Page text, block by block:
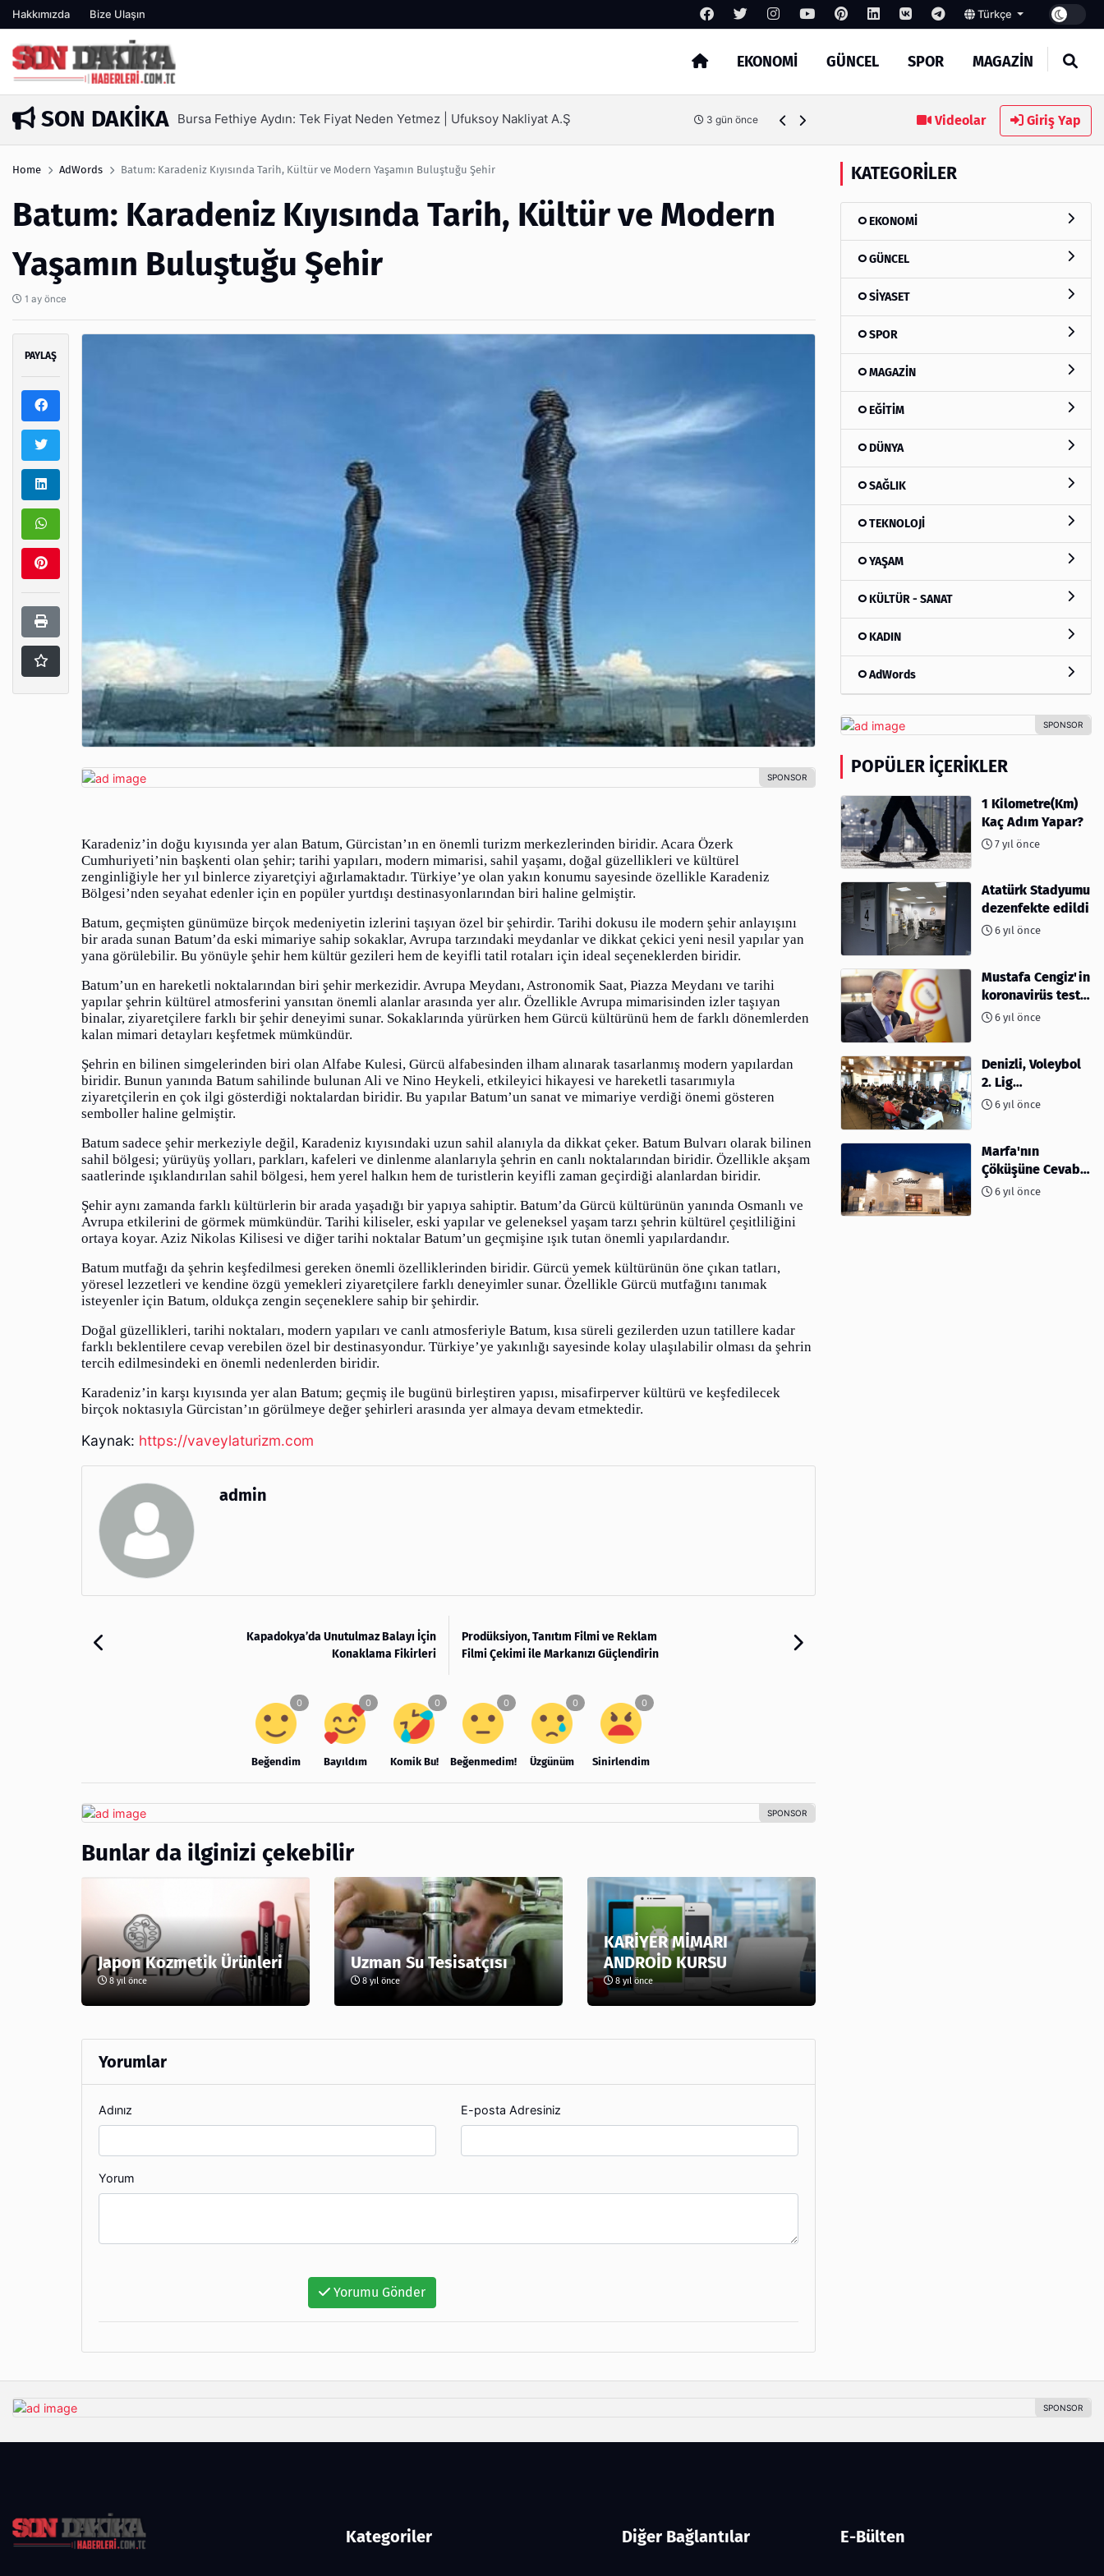
Hakkımızda Bize Ulaşın Türkçe
EKONOMİ GÜNCEL SPOR MAGAZİN
Arama
SON DAKIKA
3 gün önce SEO Hizmeti Alırken Kandırılmamak İçin Bilinmesi Gerekenler 4 gün önce Videolar Giriş Yap
Home AdWords Batum: Karadeniz Kıyısında Tarih, Kültür ve Modern Yaşamın Buluştuğu Şehir
Batum: Karadeniz Kıyısında Tarih, Kültür ve Modern
Yaşamın Buluştuğu Şehir
1 ay önce
PAYLAŞ
Karadeniz’in doğu kıyısında yer alan Batum, Gürcistan’ın en önemli turizm merkezlerinden biridir. Acara Özerk
Cumhuriyeti’nin başkenti olan şehir; tarihi yapıları, modern mimarisi, sahil yaşamı, doğal güzellikleri ve kültürel
zenginliğiyle her yıl binlerce ziyaretçiyi ağırlamaktadır. Türkiye’ye olan yakın konumu sayesinde özellikle Karadeniz
Bölgesi’nden seyahat edenler için en popüler yurtdışı destinasyonlarından biri haline gelmiştir.
Batum, geçmişten günümüze birçok medeniyetin izlerini taşıyan özel bir şehirdir. Tarihi dokusu ile modern şehir anlayışını
bir arada sunan Batum’da eski mimariye sahip sokaklar, Avrupa tarzındaki meydanlar ve dikkat çekici yeni nesil yapılar yan
yana görülebilir. Bu yönüyle şehir hem kültür gezileri hem de keyifli tatil rotaları için ideal seçeneklerden biridir.
Batum’un en hareketli noktalarından biri şehir merkezidir. Avrupa Meydanı, Astronomik Saat, Piazza Meydanı ve tarihi
yapılar şehrin kültürel atmosferini yansıtan önemli alanlar arasında yer alır. Özellikle Avrupa mimarisinden izler taşıyan
binalar, ziyaretçilere farklı bir şehir deneyimi sunar. Sokaklarında yürürken hem Gürcü kültürünü hem de farklı dönemlerden
kalan mimari detayları keşfetmek mümkündür.
Şehrin en bilinen simgelerinden biri olan Alfabe Kulesi, Gürcü alfabesinden ilham alınarak tasarlanmış modern yapılardan
biridir. Bunun yanında Batum sahilinde bulunan Ali ve Nino Heykeli, etkileyici hikayesi ve hareketli tasarımıyla
ziyaretçilerin en çok ilgi gösterdiği noktalardan biridir. Bu yapılar Batum’un sanat ve mimariye verdiği önemi gösteren
semboller haline gelmiştir.
Batum sadece şehir merkeziyle değil, Karadeniz kıyısındaki uzun sahil alanıyla da dikkat çeker. Batum Bulvarı olarak bilinen
sahil bölgesi; yürüyüş yolları, parkları, kafeleri ve dinlenme alanlarıyla şehrin en canlı noktalarından biridir. Özellikle akşam
saatlerinde ışıklandırılan sahil bölgesi, hem yerel halkın hem de turistlerin keyifli zaman geçirdiği alanlardan biridir.
Şehir aynı zamanda farklı kültürlerin bir arada yaşadığı bir yapıya sahiptir. Batum’da Gürcü kültürünün yanında Osmanlı ve
Avrupa etkilerini de görmek mümkündür. Tarihi kiliseler, eski yapılar ve geleneksel yaşam tarzı şehrin kültürel çeşitliliğini
ortaya koyar. Aziz Nikolas Kilisesi ve diğer tarihi noktalar Batum’un geçmişine ışık tutan önemli yapılardandır.
Batum mutfağı da şehrin keşfedilmesi gereken önemli özelliklerinden biridir. Gürcü yemek kültürünün öne çıkan tatları,
yöresel lezzetleri ve kendine özgü yemekleri ziyaretçilere farklı deneyimler sunar. Özellikle Gürcü mutfağını tanımak
isteyenler için Batum, oldukça zengin seçeneklere sahip bir şehirdir.
Doğal güzellikleri, tarihi noktaları, modern yapıları ve canlı atmosferiyle Batum, kısa süreli gezilerden uzun tatillere kadar
farklı beklentilere cevap verebilen özel bir destinasyondur. Türkiye’ye yakınlığı sayesinde kolay ulaşılabilir olması da şehrin
tercih edilmesindeki en önemli nedenlerden biridir.
Karadeniz’in karşı kıyısında yer alan Batum; geçmiş ile bugünü birleştiren yapısı, misafirperver kültürü ve keşfedilecek
birçok noktasıyla Gürcistan’ın görülmeye değer şehirleri arasında yer almaya devam etmektedir.
Kaynak: https://vaveylaturizm.com
admin
Kapadokya’da Unutulmaz Balayı İçin
Konaklama Fikirleri
Prodüksiyon, Tanıtım Filmi ve Reklam
Filmi Çekimi ile Markanızı Güçlendirin
Beğendim Bayıldım Komik Bu! Beğenmedim! Üzgünüm Sinirlendim
Bunlar da ilginizi çekebilir
Japon Kozmetik Ürünleri
8 yıl önce
Uzman Su Tesisatçısı
8 yıl önce
KARİYER MİMARI
ANDROİD KURSU
8 yıl önce
Yorumlar
Adınız E-posta Adresiniz
Yorum
Yorumu Gönder
KATEGORILER
EKONOMİ
GÜNCEL
SİYASET
SPOR
MAGAZİN
EĞİTİM
DÜNYA
SAĞLIK
TEKNOLOJİ
YAŞAM
KÜLTÜR - SANAT
KADIN
AdWords
POPÜLER İÇERIKLER
1 Kilometre(Km)
Kaç Adım Yapar?
7 yıl önce
Atatürk Stadyumu
dezenfekte edildi
6 yıl önce
Mustafa Cengiz'in
koronavirüs test
sonucu açıklandı
6 yıl önce
Denizli, Voleybol
2. Lig
müsabakalarına
6 yıl önce
Marfa'nın
Çöküşüne Cevabı:
Kahve ve
6 yıl önce
Kategoriler Diğer Bağlantılar E-Bülten